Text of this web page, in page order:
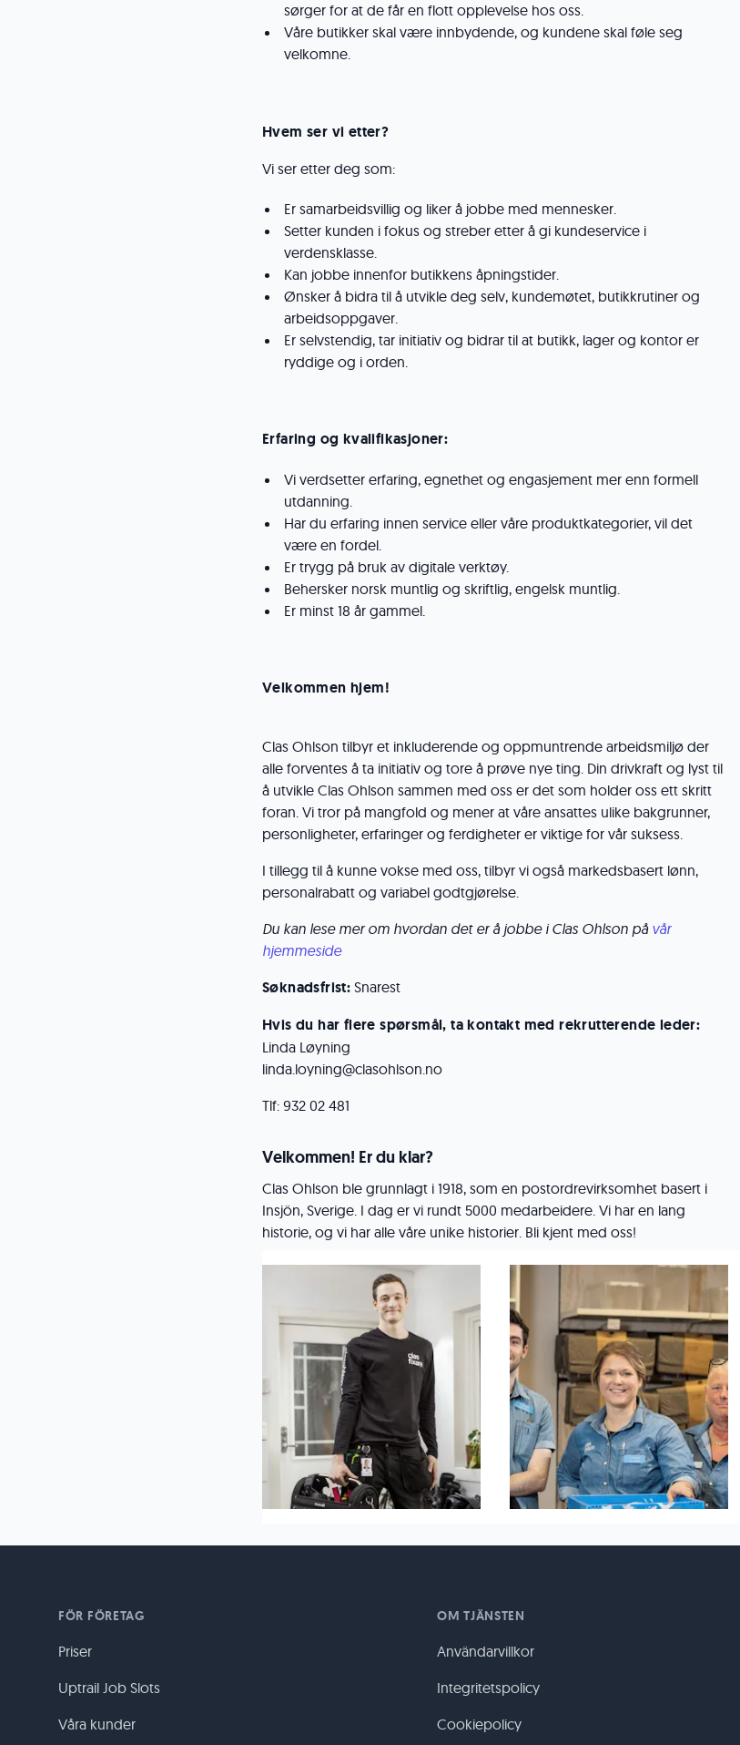
sørger for at de får en flott opplevelse hos oss.
Våre butikker skal være innbydende, og kundene skal føle seg
velkomne.
Hvem ser vi etter?
Vi ser etter deg som:
Er samarbeidsvillig og liker å jobbe med mennesker.
Setter kunden i fokus og streber etter å gi kundeservice i
verdensklasse.
Kan jobbe innenfor butikkens åpningstider.
Ønsker å bidra til å utvikle deg selv, kundemøtet, butikkrutiner og
arbeidsoppgaver.
Er selvstendig, tar initiativ og bidrar til at butikk, lager og kontor er
ryddige og i orden.
Erfaring og kvalifikasjoner:
Vi verdsetter erfaring, egnethet og engasjement mer enn formell
utdanning.
Har du erfaring innen service eller våre produktkategorier, vil det
være en fordel.
Er trygg på bruk av digitale verktøy.
Behersker norsk muntlig og skriftlig, engelsk muntlig.
Er minst 18 år gammel.
Velkommen hjem!
Clas Ohlson tilbyr et inkluderende og oppmuntrende arbeidsmiljø der
alle forventes å ta initiativ og tore å prøve nye ting. Din drivkraft og lyst til
å utvikle Clas Ohlson sammen med oss er det som holder oss ett skritt
foran. Vi tror på mangfold og mener at våre ansattes ulike bakgrunner,
personligheter, erfaringer og ferdigheter er viktige for vår suksess.
I tillegg til å kunne vokse med oss, tilbyr vi også markedsbasert lønn,
personalrabatt og variabel godtgjørelse.
Du kan lese mer om hvordan det er å jobbe i Clas Ohlson på vår
hjemmeside
Søknadsfrist: Snarest
Hvis du har flere spørsmål, ta kontakt med rekrutterende leder:
Linda Løyning
linda.loyning@clasohlson.no
Tlf: 932 02 481
Velkommen! Er du klar?
Clas Ohlson ble grunnlagt i 1918, som en postordrevirksomhet basert i
Insjön, Sverige. I dag er vi rundt 5000 medarbeidere. Vi har en lang
historie, og vi har alle våre unike historier. Bli kjent med oss!
FÖR FÖRETAG
Priser
Uptrail Job Slots
Våra kunder
OM TJÄNSTEN
Användarvillkor
Integritetspolicy
Cookiepolicy